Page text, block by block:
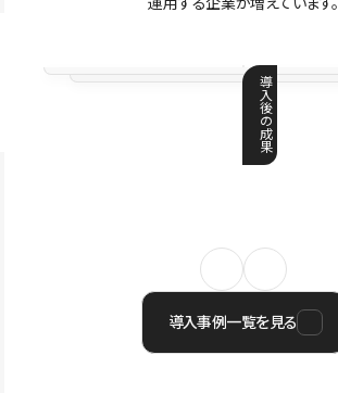
導
入
後
の
成
果
導入事例一覧を見る